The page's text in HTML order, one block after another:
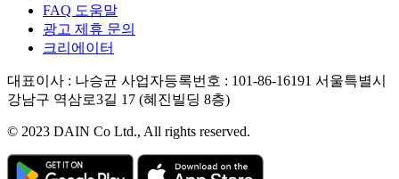
FAQ 도움말
광고 제휴 문의
크리에이터
대표이사 : 나승균 사업자등록번호 : 101-86-16191 서울특별시
강남구 역삼로3길 17 (혜진빌딩 8층)
© 2023 DAIN Co Ltd., All rights reserved.